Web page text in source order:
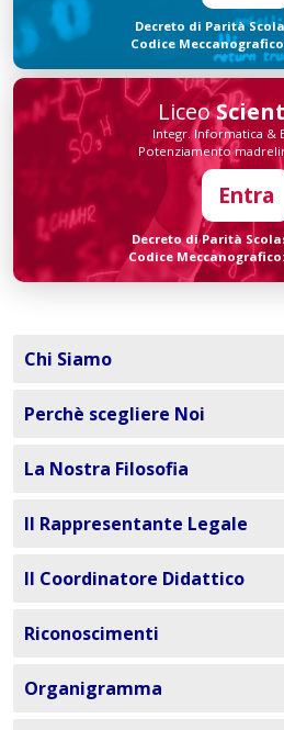
Decreto di Parità
Codice Meccanografico:
Liceo
Integr. Informatica &
Potenziamento
Entra
Decreto di Parità
Codice Meccanografico:
Chi Siamo
Perchè scegliere Noi
La Nostra Filosofia
Il Rappresentante Legale
Il Coordinatore Didattico
Riconoscimenti
Organigramma